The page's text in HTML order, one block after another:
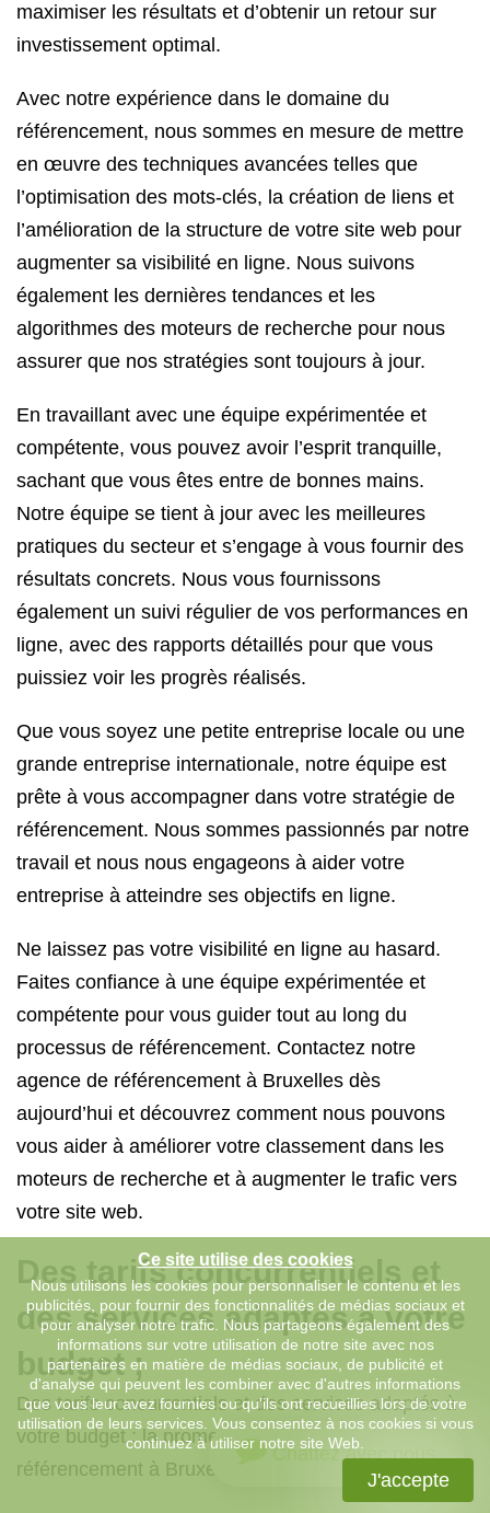
maximiser les résultats et d’obtenir un retour sur
investissement optimal.
Avec notre expérience dans le domaine du
référencement, nous sommes en mesure de mettre
en œuvre des techniques avancées telles que
l’optimisation des mots-clés, la création de liens et
l’amélioration de la structure de votre site web pour
augmenter sa visibilité en ligne. Nous suivons
également les dernières tendances et les
algorithmes des moteurs de recherche pour nous
assurer que nos stratégies sont toujours à jour.
En travaillant avec une équipe expérimentée et
compétente, vous pouvez avoir l’esprit tranquille,
sachant que vous êtes entre de bonnes mains.
Notre équipe se tient à jour avec les meilleures
pratiques du secteur et s’engage à vous fournir des
résultats concrets. Nous vous fournissons
également un suivi régulier de vos performances en
ligne, avec des rapports détaillés pour que vous
puissiez voir les progrès réalisés.
Que vous soyez une petite entreprise locale ou une
grande entreprise internationale, notre équipe est
prête à vous accompagner dans votre stratégie de
référencement. Nous sommes passionnés par notre
travail et nous nous engageons à aider votre
entreprise à atteindre ses objectifs en ligne.
Ne laissez pas votre visibilité en ligne au hasard.
Faites confiance à une équipe expérimentée et
compétente pour vous guider tout au long du
processus de référencement. Contactez notre
agence de référencement à Bruxelles dès
aujourd’hui et découvrez comment nous pouvons
vous aider à améliorer votre classement dans les
moteurs de recherche et à augmenter le trafic vers
votre site web.
Des tarifs concurrentiels et
des services adaptés à votre
budget ;
Des tarifs concurrentiels et des services adaptés à
votre budget : la promesse de notre agence de
référencement à Bruxelles.
Chattez avec nous
Ce site utilise des cookies
Nous utilisons les cookies pour personnaliser le contenu et les
publicités, pour fournir des fonctionnalités de médias sociaux et
pour analyser notre trafic. Nous partageons également des
informations sur votre utilisation de notre site avec nos
partenaires en matière de médias sociaux, de publicité et
d'analyse qui peuvent les combiner avec d'autres informations
que vous leur avez fournies ou qu'ils ont recueillies lors de votre
utilisation de leurs services. Vous consentez à nos cookies si vous
continuez à utiliser notre site Web.
J'accepte